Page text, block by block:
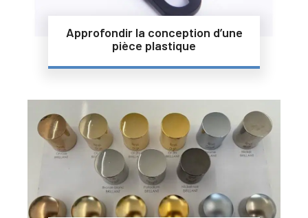
Approfondir la conception d’une
pièce plastique